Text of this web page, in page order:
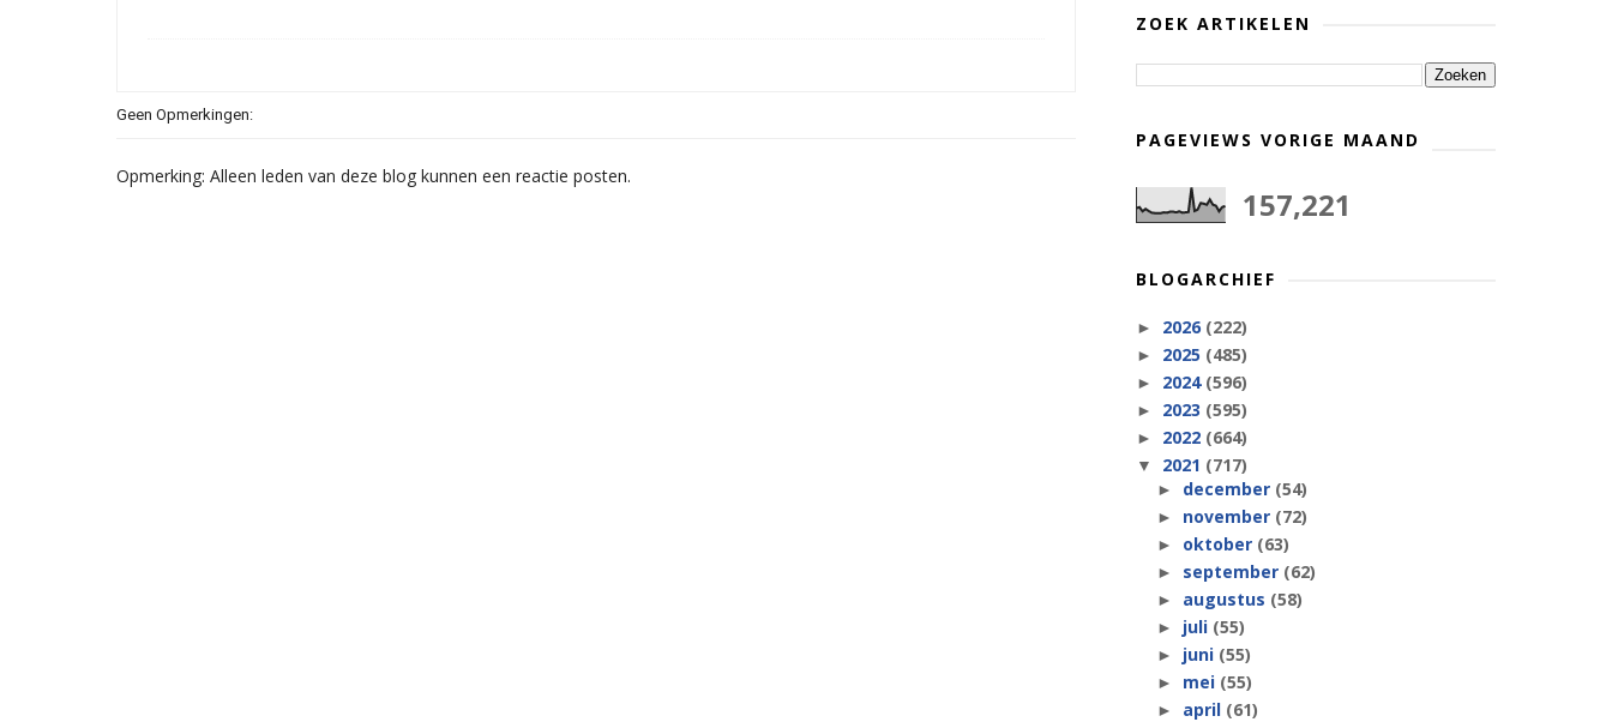
Geen Opmerkingen:
Opmerking: Alleen leden van deze blog kunnen een reactie posten.
ZOEK ARTIKELEN
PAGEVIEWS VORIGE MAAND
157,221
BLOGARCHIEF
► 2026 (222)
► 2025 (485)
► 2024 (596)
► 2023 (595)
► 2022 (664)
▼ 2021 (717)
► december (54)
► november (72)
► oktober (63)
► september (62)
► augustus (58)
► juli (55)
► juni (55)
► mei (55)
► april (61)